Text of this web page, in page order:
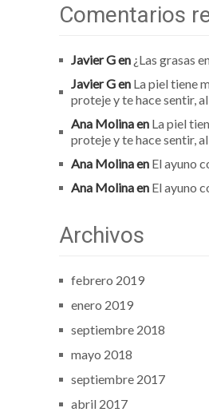
Comentarios
Javier Gen ¿Las grasas
Javier Gen La piel tiene
proteje y te hace sentir,
Ana Molinaen La piel
proteje y te hace sentir,
Ana Molinaen El ayuno
Ana Molinaen El ayuno
Archivos
febrero 2019
enero 2019
septiembre 2018
mayo 2018
septiembre 2017
abril 2017